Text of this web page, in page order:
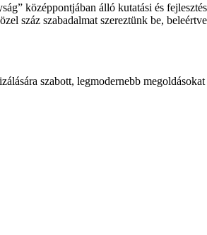
középpontjában álló kutatási és
száz szabadalmat szereztünk be,
szabott, legmodernebb megoldásokat